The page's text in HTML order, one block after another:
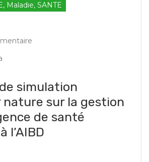
Maladie, SANTE
simulation
sur la gestion
de santé
l’AIBD